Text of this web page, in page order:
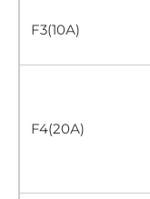
F3(10А)
F4(20А)